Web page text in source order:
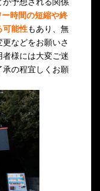
時間の短縮や終
可能性もあり、無
などをお願いさ
様には大変ご迷
承の程宜しくお願